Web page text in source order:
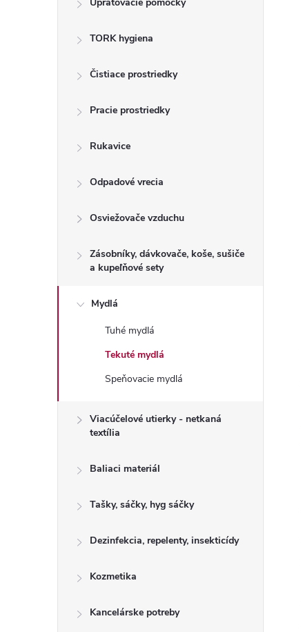
TORK hygiena
Čistiace prostriedky
Pracie prostriedky
Rukavice
Odpadové vrecia
Osviežovače vzduchu
Zásobníky, dávkovače, koše, sušiče
a kupeľňové sety
Mydlá
Tuhé mydlá
Tekuté mydlá
Speňovacie mydlá
Viacúčelové utierky - netkaná
textília
Baliaci materiál
Tašky, sáčky, hyg sáčky
Dezinfekcia, repelenty, insekticídy
Kozmetika
Kancelárske potreby